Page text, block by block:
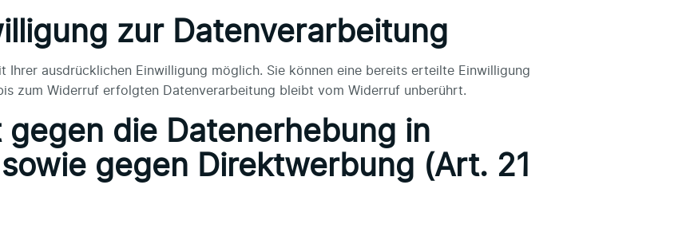
zur Datenverarbeitung
ausdrücklichen Einwilligung möglich. Sie können eine bereits erteilte Einwilligung
zum Widerruf erfolgten Datenverarbeitung bleibt vom Widerruf unberührt.
die Datenerhebung in
gegen Direktwerbung (Art. 21